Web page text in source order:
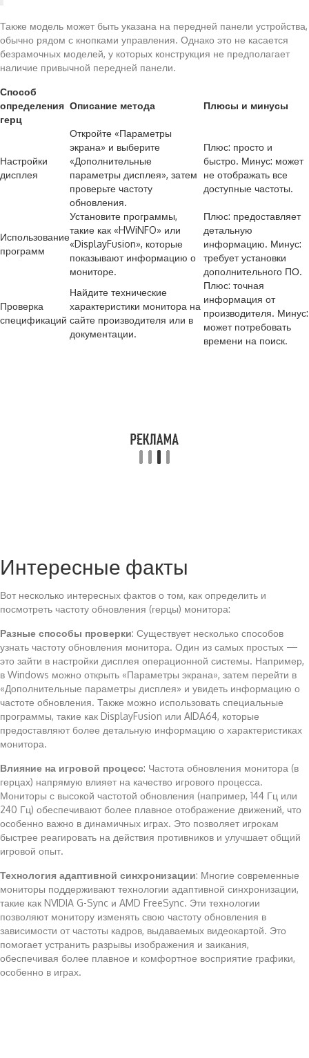
Также модель может быть указана на передней панели устройства,
обычно рядом с кнопками управления. Однако это не касается
безрамочных моделей, у которых конструкция не предполагает
наличие привычной передней панели.
Способ
определения
герц
Описание метода Плюсы и минусы
Настройки
дисплея
Откройте «Параметры
экрана» и выберите
«Дополнительные
параметры дисплея», затем
проверьте частоту
обновления.
Плюс: просто и
быстро. Минус: может
не отображать все
доступные частоты.
Использование
программ
Установите программы,
такие как «HWiNFO» или
«DisplayFusion», которые
показывают информацию о
мониторе.
Плюс: предоставляет
детальную
информацию. Минус:
требует установки
дополнительного ПО.
Проверка
спецификаций
Найдите технические
характеристики монитора на
сайте производителя или в
документации.
Плюс: точная
информация от
производителя. Минус:
может потребовать
времени на поиск.
Интересные факты
Вот несколько интересных фактов о том, как определить и
посмотреть частоту обновления (герцы) монитора:
Разные способы проверки: Существует несколько способов
узнать частоту обновления монитора. Один из самых простых —
это зайти в настройки дисплея операционной системы. Например,
в Windows можно открыть «Параметры экрана», затем перейти в
«Дополнительные параметры дисплея» и увидеть информацию о
частоте обновления. Также можно использовать специальные
программы, такие как DisplayFusion или AIDA64, которые
предоставляют более детальную информацию о характеристиках
монитора.
Влияние на игровой процесс: Частота обновления монитора (в
герцах) напрямую влияет на качество игрового процесса.
Мониторы с высокой частотой обновления (например, 144 Гц или
240 Гц) обеспечивают более плавное отображение движений, что
особенно важно в динамичных играх. Это позволяет игрокам
быстрее реагировать на действия противников и улучшает общий
игровой опыт.
Технология адаптивной синхронизации: Многие современные
мониторы поддерживают технологии адаптивной синхронизации,
такие как NVIDIA G-Sync и AMD FreeSync. Эти технологии
позволяют монитору изменять свою частоту обновления в
зависимости от частоты кадров, выдаваемых видеокартой. Это
помогает устранить разрывы изображения и заикания,
обеспечивая более плавное и комфортное восприятие графики,
особенно в играх.